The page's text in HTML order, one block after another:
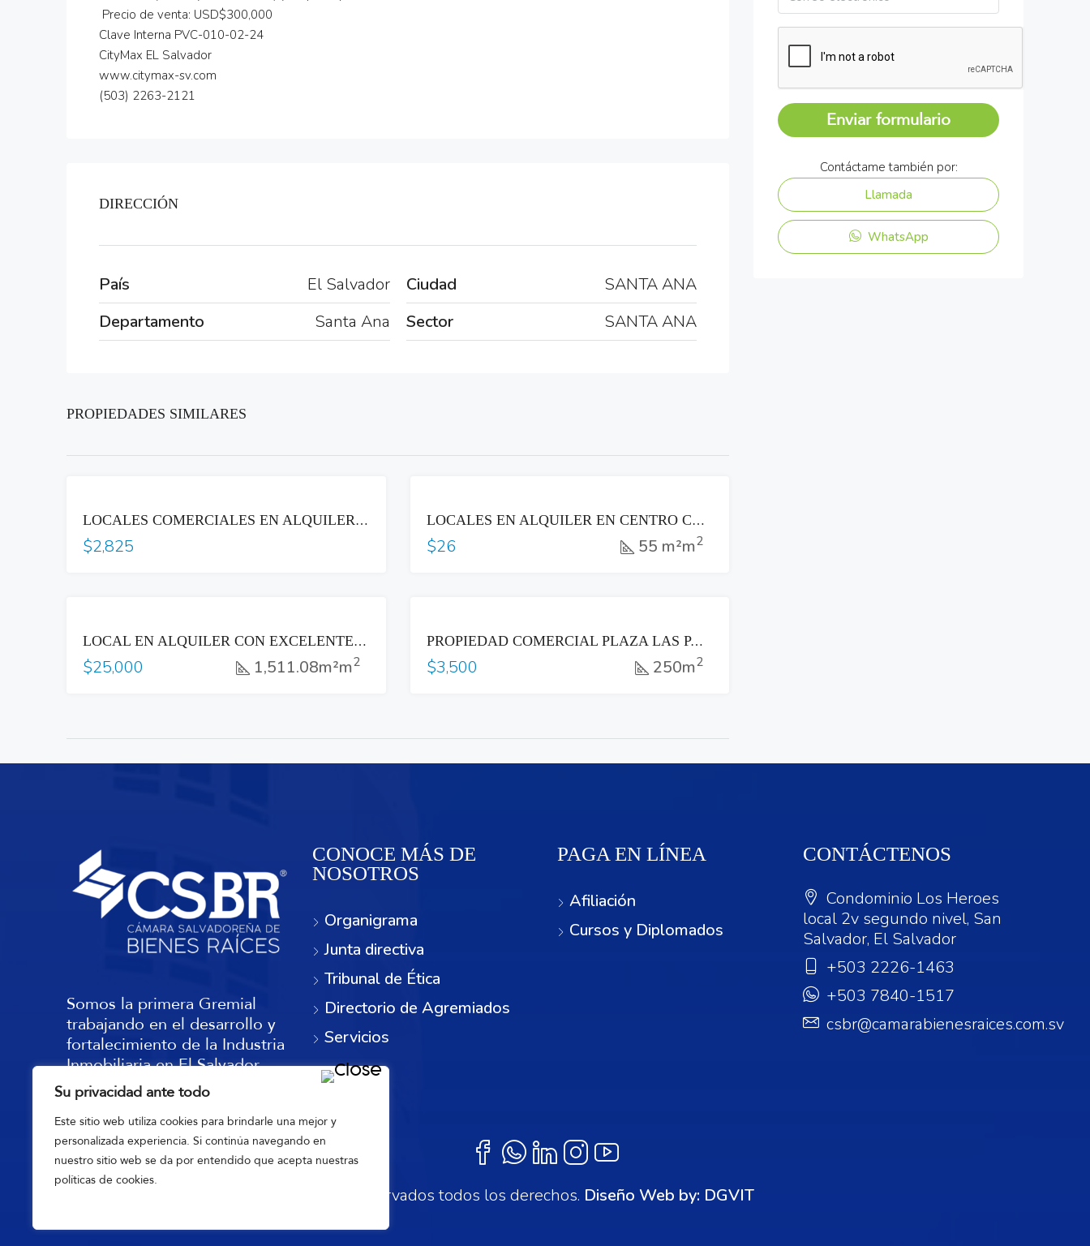
Su privacidad ante todo
Este sitio web utiliza cookies para brindarle una mejor y
personalizada experiencia. Si continúa navegando en
nuestro sitio web se da por entendido que acepta nuestras
políticas de cookies.
Precio de venta: USD$300,000
Clave Interna PVC-010-02-24
CityMax EL Salvador
www.citymax-sv.com
(503) 2263-2121
DIRECCIÓN
País
El Salvador
Departamento
Santa Ana
Ciudad
SANTA ANA
Sector
SANTA ANA
PROPIEDADES SIMILARES
LOCALES COMERCIALES EN ALQUILER CERCA DEL HOSPITAL BLOOM – COL. MÈDICA
$2,825
LOCALES EN ALQUILER EN CENTRO COMERCIAL A UNA CUADRA DE P.ª GRAL. ESCALÓN
$26 55 m²m2
LOCAL EN ALQUILER CON EXCELENTE EXPOSICIÒN, SOBRE EL BLVD DEL HIPÓDROMO, CON VISTA A LA CIUDAD. IDEAL PARA RESTAURARANTE, OFICINAS, SALA DE VENTAS
$25,000 1,511.08m²m2
PROPIEDAD COMERCIAL PLAZA LAS PALMAS
$3,500 250m2
Enviar formulario
Contáctame también por:
Llamada
WhatsApp
Somos la primera Gremial
trabajando en el desarrollo y
fortalecimiento de la Industria
Inmobiliaria en El Salvador,
con reconocimiento a nivel
nacional e internacional.
CONOCE MÁS DE
NOSOTROS
Organigrama
Junta directiva
Tribunal de Ética
Directorio de Agremiados
Servicios
PAGA EN LÍNEA
Afiliación
Cursos y Diplomados
CONTÁCTENOS
Condominio Los Heroes
local 2v segundo nivel, San
Salvador, El Salvador
+503 2226-1463
+503 7840-1517
csbr@camarabienesraices.com.sv
©Reservados todos los derechos. Diseño Web by: DGVIT